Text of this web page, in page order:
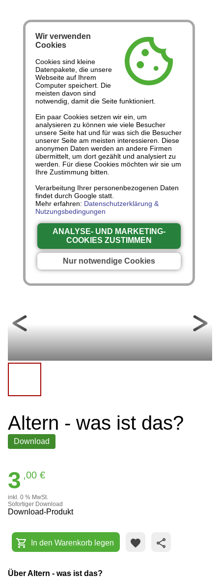
Altern - was ist das?
Download
3 ,00 €
inkl. 0 % MwSt.
Sofortiger Download
Download-Produkt
shopping_cart In den Warenkorb legen favorite share
Über Altern - was ist das?
cookie
Wir verwenden
Cookies
Cookies sind kleine
Datenpakete, die unsere
Webseite auf Ihrem
Computer speichert. Die
meisten davon sind
notwendig, damit die Seite funktioniert.
Ein paar Cookies setzen wir ein, um
analysieren zu können wie viele Besucher
unsere Seite hat und für was sich die Besucher
unserer Seite am meisten interessieren. Diese
anonymen Daten werden an andere Firmen
übermittelt, um dort gezählt und analysiert zu
werden. Für diese Cookies möchten wir sie um
Ihre Zustimmung bitten.
Verarbeitung Ihrer personenbezogenen Daten
findet durch Google statt.
Mehr erfahren: Datenschutzerklärung &
Nutzungsbedingungen
ANALYSE- UND MARKETING-
COOKIES ZUSTIMMEN
Nur notwendige Cookies